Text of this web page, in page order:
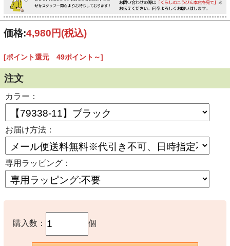
価格:4,980円(税込)
[ポイント還元 49ポイント～]
注文
カラー：
お届け方法：
専用ラッピング：
購入数： 個